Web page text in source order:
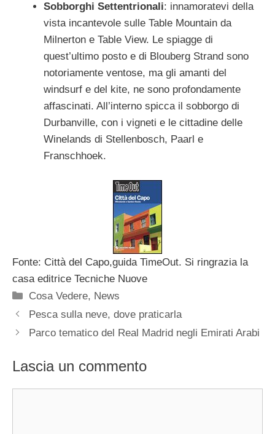
Sobborghi Settentrionali: innamoratevi della
vista incantevole sulle Table Mountain da
Milnerton e Table View. Le spiagge di
quest’ultimo posto e di Blouberg Strand sono
notoriamente ventose, ma gli amanti del
windsurf e del kite, ne sono profondamente
affascinati. All’interno spicca il sobborgo di
Durbanville, con i vigneti e le cittadine delle
Winelands di Stellenbosch, Paarl e
Franschhoek.
Fonte: Città del Capo,guida TimeOut. Si ringrazia la
casa editrice Tecniche Nuove
Categorie
Cosa Vedere, News
Pesca sulla neve, dove praticarla
Parco tematico del Real Madrid negli Emirati Arabi
Lascia un commento